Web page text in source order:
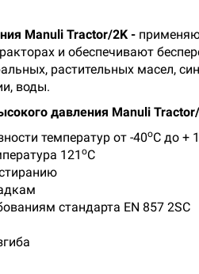
Manuli Tractor/2K -
и обеспечивают
растительных масел,
воды.
давления Manuli
температур от -40оС до +
121 оС
стандарта EN 857 2SC